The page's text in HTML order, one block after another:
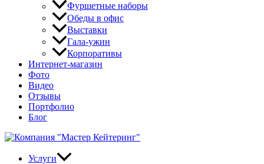
Фуршетные наборы
Обеды в офис
Выставки
Гала-ужин
Корпоративы
Интернет-магазин
Фото
Видео
Отзывы
Портфолио
Блог
Услуги